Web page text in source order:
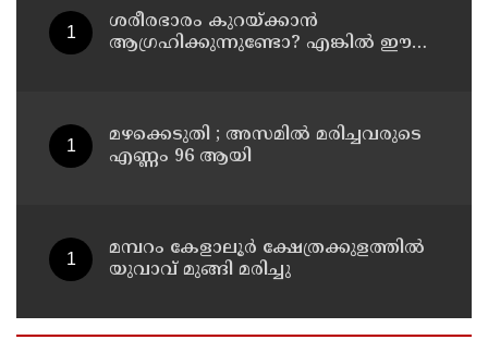
ശരീരഭാരം കുറയ്ക്കാൻ
ആഗ്രഹിക്കുന്നുണ്ടോ? എങ്കിൽ ഈ
മഴക്കെടുതി ; അസമില്‍ മരിച്ചവരുടെ
എണ്ണം 96 ആയി
മമ്പറം കേളാലൂർ ക്ഷേത്രക്കുളത്തിൽ
യുവാവ് മുങ്ങി മരിച്ചു